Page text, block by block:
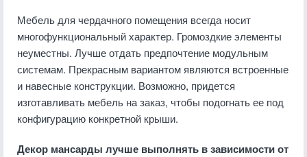
Мебель для чердачного помещения всегда носит
многофункциональный характер. Громоздкие элементы
неуместны. Лучше отдать предпочтение модульным
системам. Прекрасным вариантом являются встроенные
и навесные конструкции. Возможно, придется
изготавливать мебель на заказ, чтобы подогнать ее под
конфигурацию конкретной крыши.
Декор мансарды лучше выполнять в зависимости от